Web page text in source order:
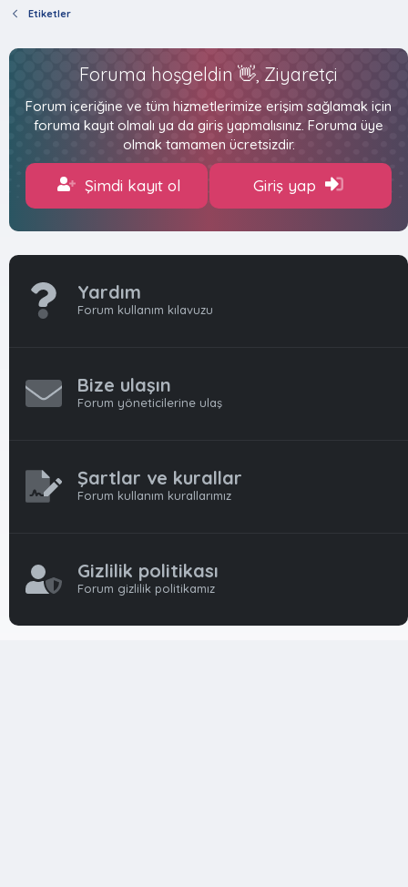
Etiketler
Foruma hoşgeldin 👋, Ziyaretçi
Forum içeriğine ve tüm hizmetlerimize erişim sağlamak için
foruma kayıt olmalı ya da giriş yapmalısınız. Foruma üye
olmak tamamen ücretsizdir.
Şimdi kayıt ol Giriş yap
Yardım
Forum kullanım kılavuzu
Bize ulaşın
Forum yöneticilerine ulaş
Şartlar ve kurallar
Forum kullanım kurallarımız
Gizlilik politikası
Forum gizlilik politikamız